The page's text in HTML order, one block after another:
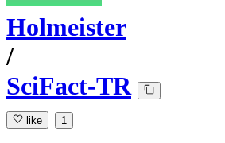
Holmeister
/
SciFact-TR
like 1